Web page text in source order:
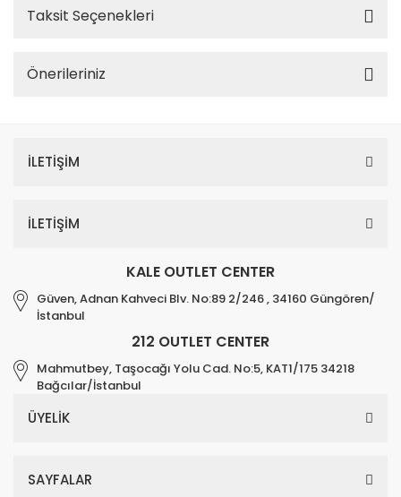
Taksit Seçenekleri
Önerileriniz
İLETİŞİM
İLETİŞİM
KALE OUTLET CENTER
Güven, Adnan Kahveci Blv. No:89 2/246 , 34160 Güngören/
İstanbul
212 OUTLET CENTER
Mahmutbey, Taşocağı Yolu Cad. No:5, KAT1/175 34218
Bağcılar/İstanbul
ÜYELİK
SAYFALAR